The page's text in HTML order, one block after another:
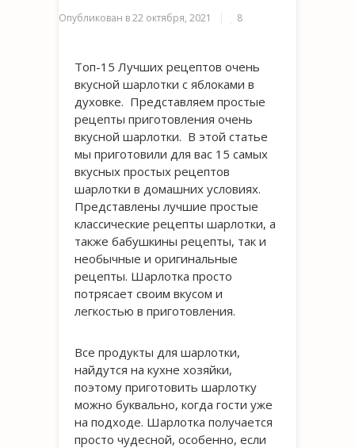
Опубликован в22 октября, 2021 8
Топ-15 Лучших рецептов очень
вкусной шарлотки с яблоками в
духовке. Представляем простые
рецепты приготовления очень
вкусной шарлотки. В этой статье
мы приготовили для вас 15 самых
вкусных простых рецептов
шарлотки в домашних условиях.
Представлены лучшие простые
классические рецепты шарлотки, а
также бабушкины рецепты, так и
необычные и оригинальные
рецепты. Шарлотка просто
потрясает своим вкусом и
легкостью в приготовления.
Все продукты для шарлотки,
найдутся на кухне хозяйки,
поэтому приготовить шарлотку
можно буквально, когда гости уже
на подходе. Шарлотка получается
просто чудесной, особенно, если